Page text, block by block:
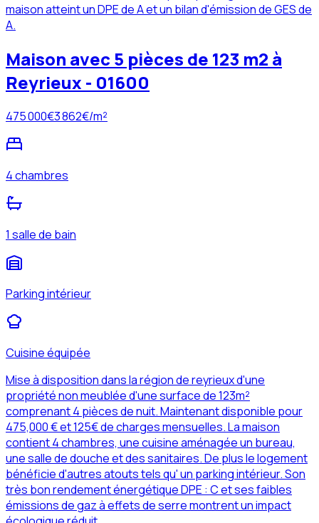
maison atteint un DPE de A et un bilan d'émission de GES de
A.
Maison avec 5 pièces de 123 m2 à
Reyrieux - 01600
475 000€3 862€/m²
4 chambres
1 salle de bain
Parking intérieur
Cuisine équipée
Mise à disposition dans la région de reyrieux d'une
propriété non meublée d'une surface de 123m²
comprenant 4 pièces de nuit. Maintenant disponible pour
475,000 € et 125€ de charges mensuelles. La maison
contient 4 chambres, une cuisine aménagée un bureau,
une salle de douche et des sanitaires. De plus le logement
bénéficie d'autres atouts tels qu' un parking intérieur. Son
très bon rendement énergétique DPE : C et ses faibles
émissions de gaz à effets de serre montrent un impact